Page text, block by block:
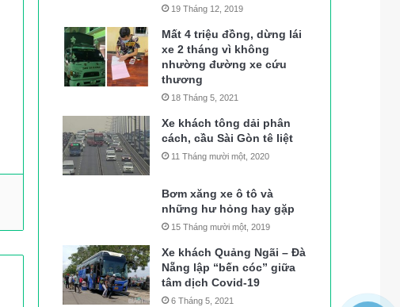
19 Tháng 12, 2019
Mất 4 triệu đồng, dừng lái
xe 2 tháng vì không
nhường đường xe cứu
thương
18 Tháng 5, 2021
Xe khách tông dải phân
cách, cầu Sài Gòn tê liệt
11 Tháng mười một, 2020
Bơm xăng xe ô tô và
những hư hỏng hay gặp
15 Tháng mười một, 2019
Xe khách Quảng Ngãi – Đà
Nẵng lập “bến cóc” giữa
tâm dịch Covid-19
6 Tháng 5, 2021